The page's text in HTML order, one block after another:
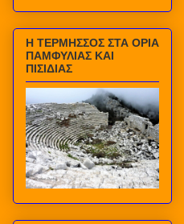
Η ΤΕΡΜΗΣΣΟΣ ΣΤΑ ΟΡΙΑ
ΠΑΜΦΥΛΙΑΣ ΚΑΙ
ΠΙΣΙΔΙΑΣ